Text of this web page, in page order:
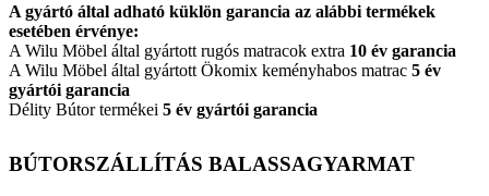
A gyártó által adható küklön garancia az alábbi termékek
esetében érvénye:
A Wilu Möbel által gyártott rugós matracok extra 10 év garancia
A Wilu Möbel által gyártott Ökomix keményhabos matrac 5 év
gyártói garancia
Délity Bútor termékei 5 év gyártói garancia
BÚTORSZÁLLÍTÁS BALASSAGYARMAT